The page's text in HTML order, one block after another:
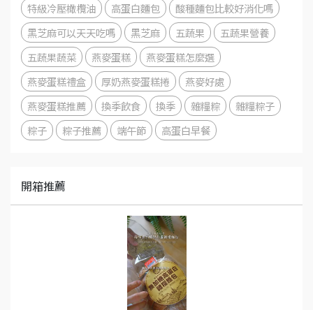
特級冷壓橄欖油
高蛋白麵包
酸種麵包比較好消化嗎
黑芝麻可以天天吃嗎
黑芝麻 五蔬果
五蔬果營養
五蔬果蔬菜
燕麥蛋糕
燕麥蛋糕怎麼選
燕麥蛋糕禮盒
厚奶燕麥蛋糕捲
燕麥好處
燕麥蛋糕推薦
換季飲食 換季 雜糧粽
雜糧粽子
粽子
粽子推薦 端午節 高蛋白早餐
開箱推薦